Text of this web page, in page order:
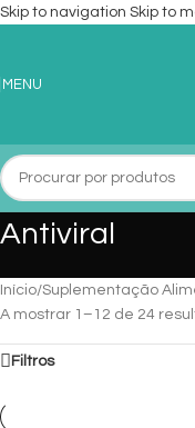
Skip to navigation Skip to
MENU
Antiviral
Início/Suplementação
A mostrar 1–12 de 24
Filtros